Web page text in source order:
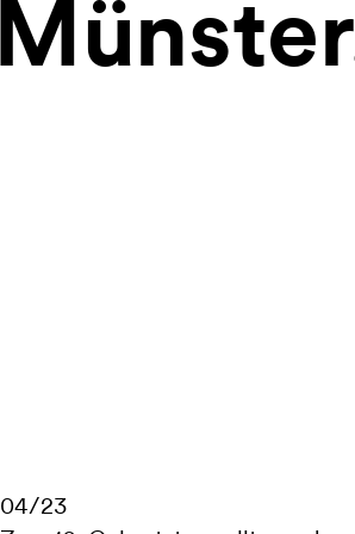
04/23